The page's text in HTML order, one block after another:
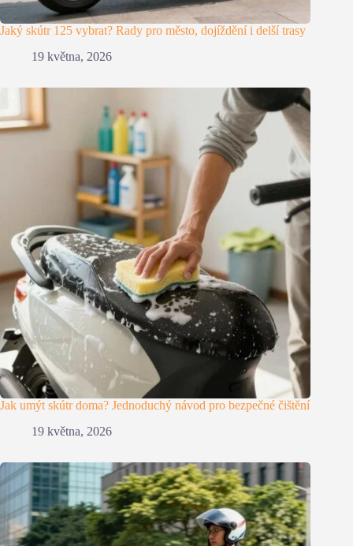
Jaký skútr 125 vybrat? Rady pro město, dojíždění i delší trasy
19 května, 2026
Jak umýt skútr doma? Jednoduchý návod pro bezpečné čištění
19 května, 2026